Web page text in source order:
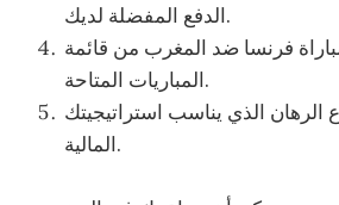
الدفع المفضلة لديك.
فرنسا ضد المغرب من قائمة
المباريات المتاحة.
الرهان الذي يناسب استراتيجيتك
المالية.